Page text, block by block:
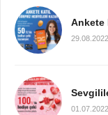
Ankete
29.08.2022
01.07.2022